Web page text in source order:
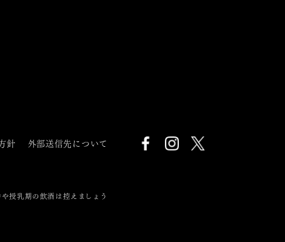
針 外部送信先について
授乳期の飲酒は控えましょう